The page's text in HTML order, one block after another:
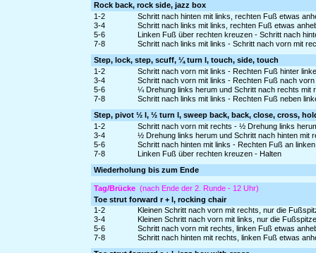
Rock back, rock side, jazz box
1-2
Schritt nach hinten mit links, rechten Fuß etwas
3-4
Schritt nach links mit links, rechten Fuß etwas
5-6
Linken Fuß über rechten kreuzen - Schritt nach
7-8
Schritt nach links mit links - Schritt nach vorn mit
Step, lock, step, scuff, ¼ turn l, touch, side, touch
1-2
Schritt nach vorn mit links - Rechten Fuß hinter
3-4
Schritt nach vorn mit links - Rechten Fuß nach
5-6
¼ Drehung links herum und Schritt nach rechts mit
7-8
Schritt nach links mit links - Rechten Fuß neben
Step, pivot ½ l, ½ turn l, sweep back, back, close, cross,
1-2
Schritt nach vorn mit rechts - ½ Drehung links
3-4
½ Drehung links herum und Schritt nach hinten mit
5-6
Schritt nach hinten mit links - Rechten Fuß an
7-8
Linken Fuß über rechten kreuzen - Halten
Wiederholung bis zum Ende
Tag/Brücke (nach Ende der 2. Runde - 12 Uhr)
Toe strut forward r + l, rocking chair
1-2
Kleinen Schritt nach vorn mit rechts, nur die
3-4
Kleinen Schritt nach vorn mit links, nur die
5-6
Schritt nach vorn mit rechts, linken Fuß etwas
7-8
Schritt nach hinten mit rechts, linken Fuß etwas